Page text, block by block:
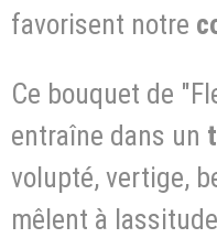
favorisent notre
Ce bouquet de
entraîne dans un
volupté, vertige,
mêlent à